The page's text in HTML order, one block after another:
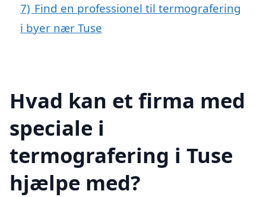
7) Find en professionel til termografering
i byer nær Tuse
Hvad kan et firma med
speciale i
termografering i Tuse
hjælpe med?